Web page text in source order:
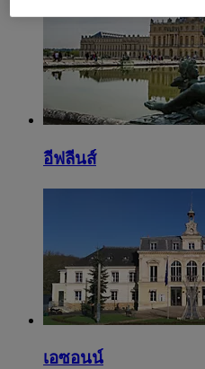
อีฟลีนส์
เอซอนน์